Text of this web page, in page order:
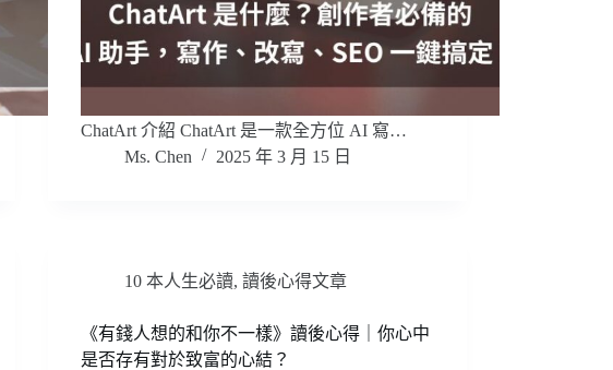
ChatArt 介紹 ChatArt 是一款全方位 AI 寫…
Ms. Chen
2025 年 3 月 15 日
10 本人生必讀,讀後心得文章
《有錢人想的和你不一樣》讀後心得｜你心中
是否存有對於致富的心結？